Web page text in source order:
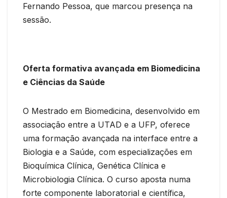
Fernando Pessoa, que marcou presença na
sessão.
Oferta formativa avançada em Biomedicina
e Ciências da Saúde
O Mestrado em Biomedicina, desenvolvido em
associação entre a UTAD e a UFP, oferece
uma formação avançada na interface entre a
Biologia e a Saúde, com especializações em
Bioquímica Clínica, Genética Clínica e
Microbiologia Clínica. O curso aposta numa
forte componente laboratorial e científica,